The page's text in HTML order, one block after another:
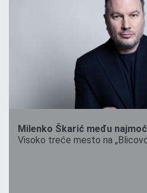
Milenko Škarić među
Visoko treće mesto na